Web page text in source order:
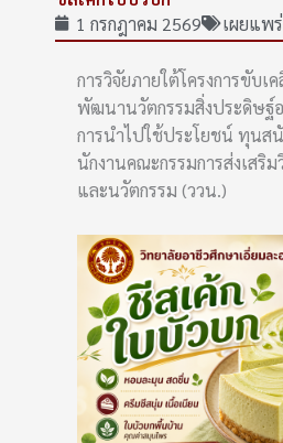
1 กรกฎาคม 2569
เผยแพ
การวิจัยภายใต้โครงการขับเ
พัฒนานวัตกรรมสิ่งประดิษฐ์
การนำไปใช้ประโยชน์ ทุนส
นักงานคณะกรรมการส่งเสริ
และนวัตกรรม (ววน.)